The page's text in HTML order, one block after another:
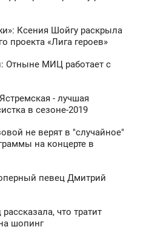
Ксения Шойгу раскрыла
проекта «Лига героев»
Отныне МИЦ работает с
- лучшая
в сезоне-2019
не верят в "случайное"
на концерте в
певец Дмитрий
что тратит
шопинг